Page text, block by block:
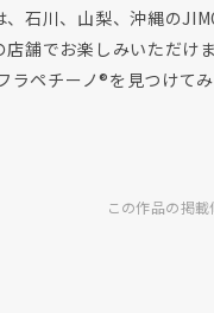
、石川、山梨、沖縄の
店舗でお楽しみいただけ
ラペチーノ®を見つけて
この作品の掲